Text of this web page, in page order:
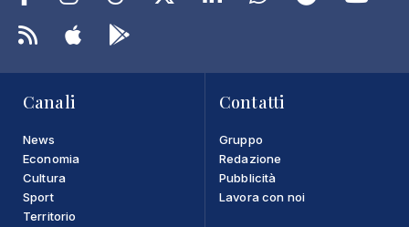
Canali
News
Economia
Cultura
Sport
Territorio
Contatti
Gruppo
Redazione
Pubblicità
Lavora con noi